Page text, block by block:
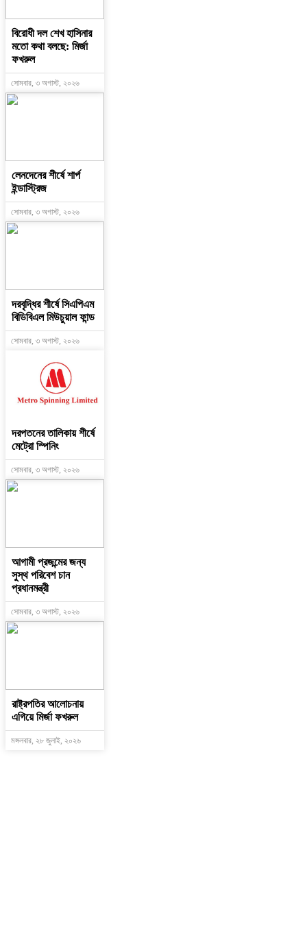
বিরোধী দল শেখ হাসিনার
মতো কথা বলছে: মির্জা
ফখরুল
সোমবার, ৩ অগাস্ট, ২০২৬
লেনদেনের শীর্ষে শার্প
ইন্ডাস্ট্রিজ
সোমবার, ৩ অগাস্ট, ২০২৬
দরবৃদ্ধির শীর্ষে সিএপিএম
বিডিবিএল মিউচুয়াল ফান্ড
সোমবার, ৩ অগাস্ট, ২০২৬
দরপতনের তালিকায় শীর্ষে
মেট্রো স্পিনিং
সোমবার, ৩ অগাস্ট, ২০২৬
আগামী প্রজন্মের জন্য
সুস্থ পরিবেশ চান
প্রধানমন্ত্রী
সোমবার, ৩ অগাস্ট, ২০২৬
রাষ্ট্রপতির আলোচনায়
এগিয়ে মির্জা ফখরুল
মঙ্গলবার, ২৮ জুলাই, ২০২৬